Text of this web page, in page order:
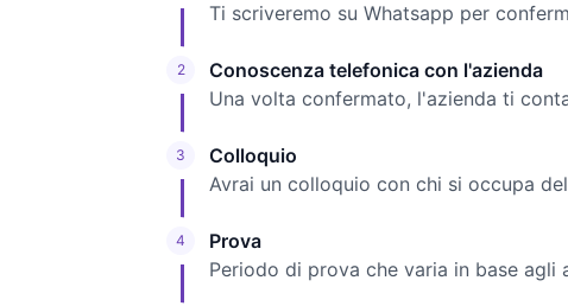
Ti scriveremo su Whatsapp per
2
Conoscenza telefonica con l'azienda
Una volta confermato, l'azienda ti
3
Colloquio
Avrai un colloquio con chi si occupa
4
Prova
Periodo di prova che varia in base